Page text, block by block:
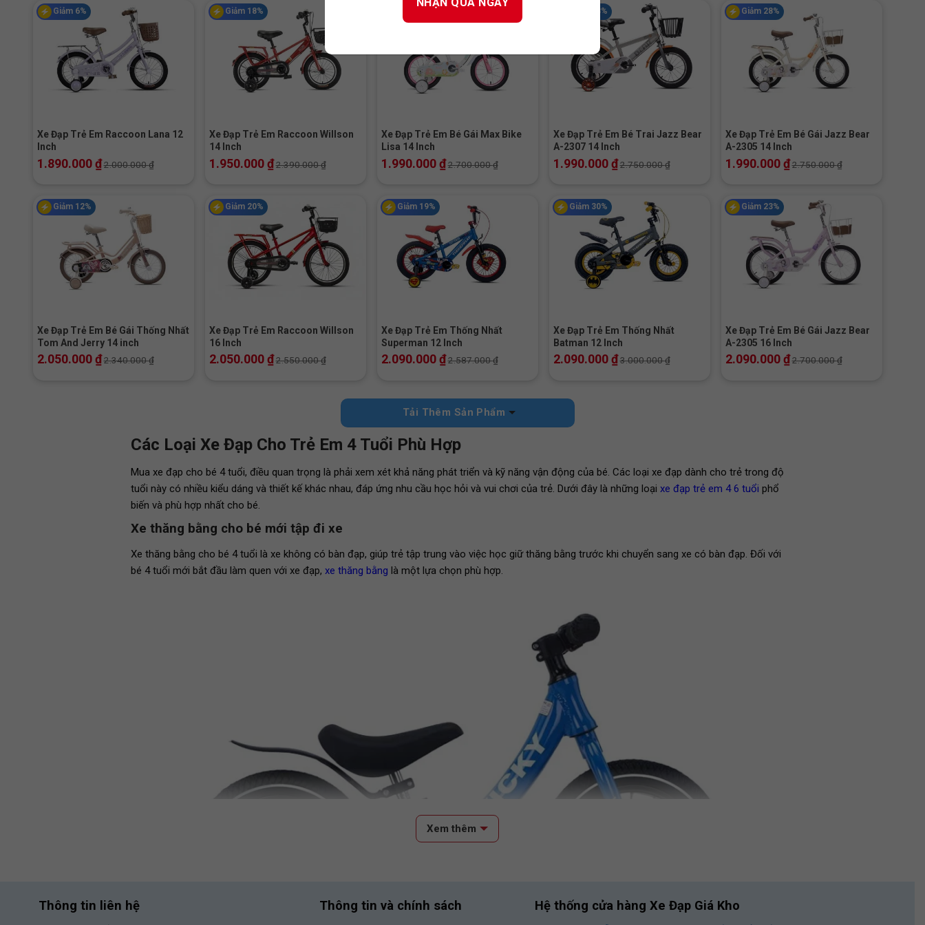
Giảm 6%
Xe Đạp Trẻ Em Raccoon Lana 12
Inch
1.890.000₫2.000.000₫
Giảm 18%
Xe Đạp Trẻ Em Raccoon Willson
14 Inch
1.950.000₫2.390.000₫
Giảm 26%
Xe Đạp Trẻ Em Bé Gái Max Bike
Lisa 14 Inch
1.990.000₫2.700.000₫
Giảm 28%
Xe Đạp Trẻ Em Bé Trai Jazz Bear
A-2307 14 Inch
1.990.000₫2.750.000₫
Giảm 28%
Xe Đạp Trẻ Em Bé Gái Jazz Bear
A-2305 14 Inch
1.990.000₫2.750.000₫
Giảm 12%
Xe Đạp Trẻ Em Bé Gái Thống Nhất
Tom And Jerry 14 inch
2.050.000₫2.340.000₫
Giảm 20%
Xe Đạp Trẻ Em Raccoon Willson
16 Inch
2.050.000₫2.550.000₫
Giảm 19%
Xe Đạp Trẻ Em Thống Nhất
Superman 12 Inch
2.090.000₫2.587.000₫
Giảm 30%
Xe Đạp Trẻ Em Thống Nhất
Batman 12 Inch
2.090.000₫3.000.000₫
Giảm 23%
Xe Đạp Trẻ Em Bé Gái Jazz Bear
A-2305 16 Inch
2.090.000₫2.700.000₫
Tải Thêm Sản Phẩm
Các Loại Xe Đạp Cho Trẻ Em 4 Tuổi Phù Hợp
Mua xe đạp cho bé 4 tuổi, điều quan trọng là phải xem xét khả năng phát triển và kỹ năng vận động của bé. Các loại xe đạp dành cho trẻ trong độ
tuổi này có nhiều kiểu dáng và thiết kế khác nhau, đáp ứng nhu cầu học hỏi và vui chơi của trẻ. Dưới đây là những loại xe đạp trẻ em 4 6 tuổi phổ
biến và phù hợp nhất cho bé.
Xe thăng bằng cho bé mới tập đi xe
Xe thăng bằng cho bé 4 tuổi là xe không có bàn đạp, giúp trẻ tập trung vào việc học giữ thăng bằng trước khi chuyển sang xe có bàn đạp. Đối với
bé 4 tuổi mới bắt đầu làm quen với xe đạp, xe thăng bằng là một lựa chọn phù hợp.
Xem thêm
Thông tin liên hệ Thông tin và chính sách Hệ thống cửa hàng Xe Đạp Giá Kho